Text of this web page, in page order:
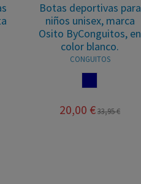
Botas deportivas para
niños unisex, marca
Osito ByConguitos, en
color blanco.
CONGUITOS
20,00 €33,95 €